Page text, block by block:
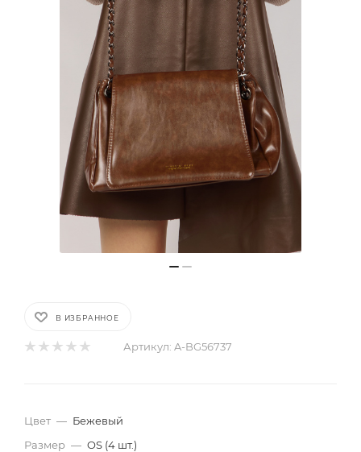
В ИЗБРАННОЕ
Артикул: A-BG56737
Цвет — Бежевый
Размер — OS (4 шт.)